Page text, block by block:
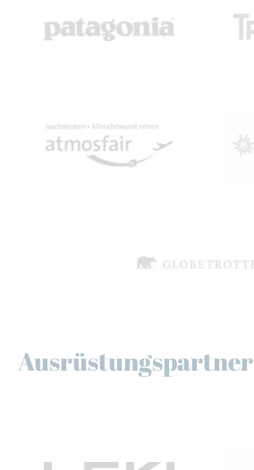
Ausrüstungspartner